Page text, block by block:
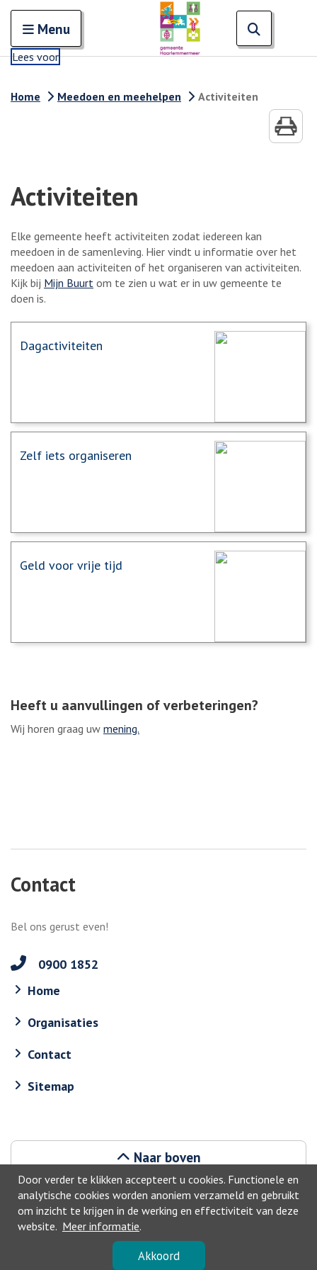
Door verder te klikken accepteert u cookies. Functionele en
analytische cookies worden anoniem verzameld en gebruikt
om inzicht te krijgen in de werking en effectiviteit van deze
website. Meer informatie.
Akkoord
Open en sluit het
Menu
Lees voor
Home Meedoen en meehelpen Activiteiten
Activiteiten
Elke gemeente heeft activiteiten zodat iedereen kan
meedoen in de samenleving. Hier vindt u informatie over het
meedoen aan activiteiten of het organiseren van activiteiten.
Kijk bij Mijn Buurt om te zien u wat er in uw gemeente te
doen is.
Dagactiviteiten
Zelf iets organiseren
Geld voor vrije tijd
Heeft u aanvullingen of verbeteringen?
Wij horen graag uw mening.
Contact
Bel ons gerust even!
0900 1852
Home
Organisaties
Contact
Sitemap
Naar boven
©2026, Haarlemmermeer
Privacyverklaring